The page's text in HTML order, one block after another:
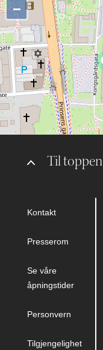
Til toppen
Kontakt
Presserom
Se våre
åpningstider
Personvern
Tilgjengelighet
−